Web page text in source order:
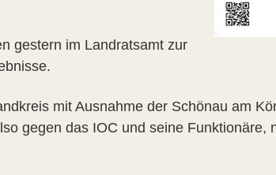
gestern im Landratsamt zur
mit Ausnahme der Schönau am
gegen das IOC und seine Funktionäre,